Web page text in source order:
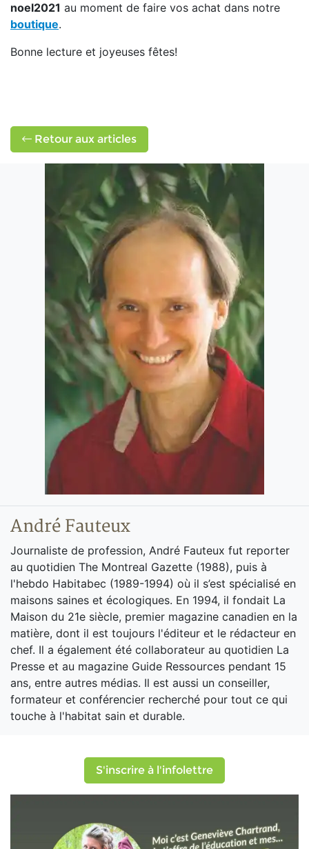
noel2021 au moment de faire vos achat dans notre
boutique.
Bonne lecture et joyeuses fêtes!
Retour aux articles
André Fauteux
Journaliste de profession, André Fauteux fut reporter
au quotidien The Montreal Gazette (1988), puis à
l'hebdo Habitabec (1989-1994) où il s’est spécialisé en
maisons saines et écologiques. En 1994, il fondait La
Maison du 21e siècle, premier magazine canadien en la
matière, dont il est toujours l'éditeur et le rédacteur en
chef. Il a également été collaborateur au quotidien La
Presse et au magazine Guide Ressources pendant 15
ans, entre autres médias. Il est aussi un conseiller,
formateur et conférencier recherché pour tout ce qui
touche à l'habitat sain et durable.
S'inscrire à l'infolettre